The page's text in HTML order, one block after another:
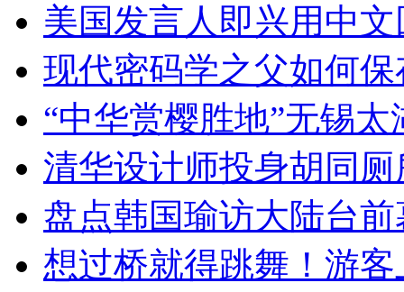
美国发言人即兴用中
现代密码学之父如何
“中华赏樱胜地”无锡
清华设计师投身胡同
盘点韩国瑜访大陆台
想过桥就得跳舞！游客